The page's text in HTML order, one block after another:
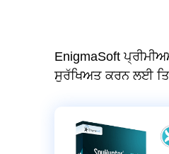
EnigmaSoft
ਸੁਰੱਖਿਅਤ ਕਰਨ ਲਈ